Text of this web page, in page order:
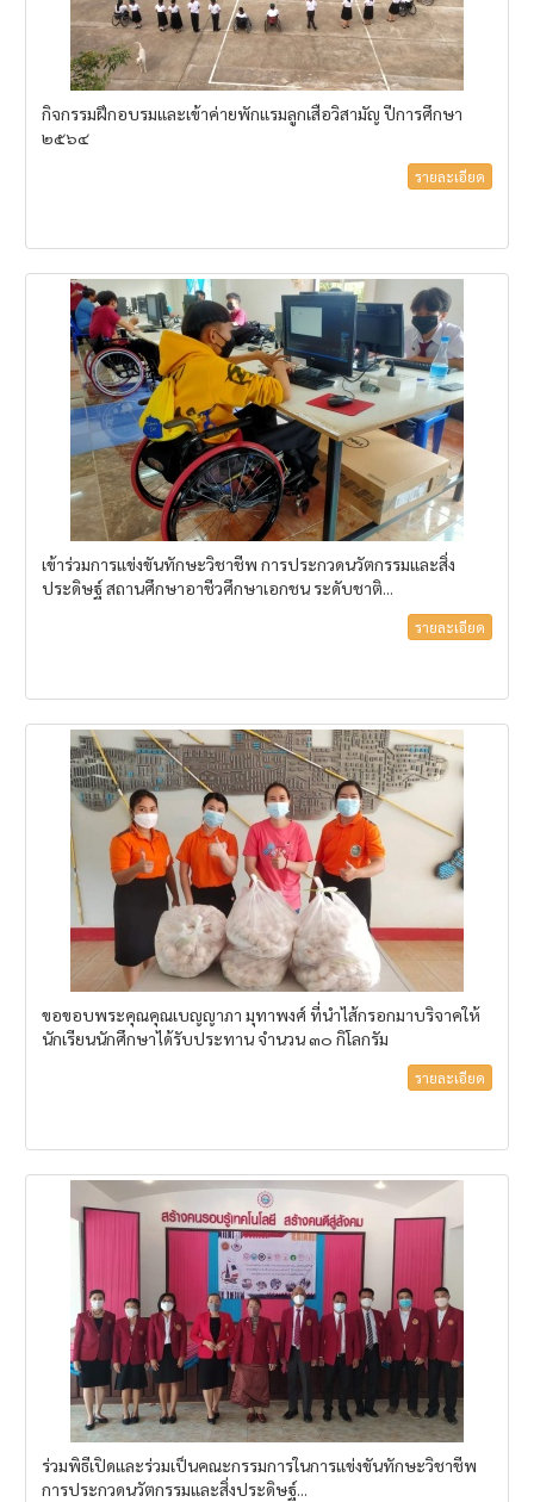
กิจกรรมฝึกอบรมและเข้าค่ายพักแรมลูกเสือวิสามัญ ปีการศึกษา
๒๕๖๔
รายละเอียด
เข้าร่วมการแข่งขันทักษะวิชาชีพ การประกวดนวัตกรรมและสิ่ง
ประดิษฐ์ สถานศึกษาอาชีวศึกษาเอกชน ระดับชาติ...
รายละเอียด
ขอขอบพระคุณคุณเบญญาภา มุทาพงศ์ ที่นำไส้กรอกมาบริจาคให้
นักเรียนนักศึกษาได้รับประทาน จำนวน ๓๐ กิโลกรัม
รายละเอียด
ร่วมพิธีเปิดและร่วมเป็นคณะกรรมการในการแข่งขันทักษะวิชาชีพ
การประกวดนวัตกรรมและสิ่งประดิษฐ์...